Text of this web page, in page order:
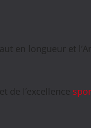
en longueur et
de l’excellence